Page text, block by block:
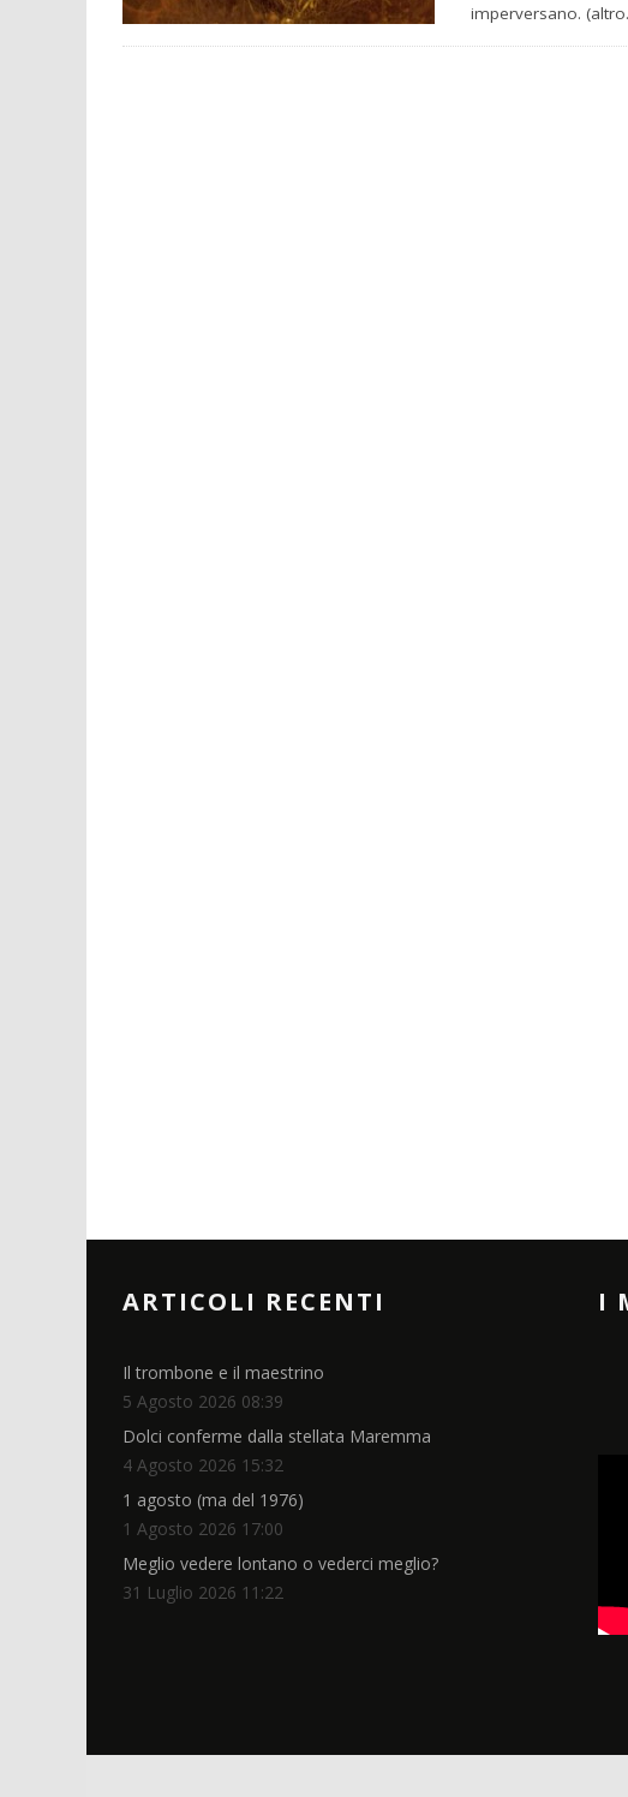
imperversano.
ARTICOLI RECENTI
Il trombone e il maestrino
5 Agosto 2026 08:39
Dolci conferme dalla stellata Maremma
4 Agosto 2026 15:32
1 agosto (ma del 1976)
1 Agosto 2026 17:00
Meglio vedere lontano o vederci meglio?
31 Luglio 2026 11:22
I